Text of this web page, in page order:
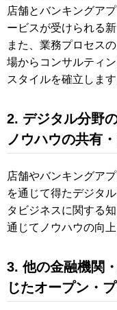
店舗とバンキングア
ービスが受けられる
また、業務プロセス
場からコンサルティ
スタイルを確立します
2. デジタル分野
ノウハウの共有
店舗やバンキングア
を通じて得たデジタ
タビジネスに関する
通じてノウハウの向上
3. 他の金融機関
じたオープン・